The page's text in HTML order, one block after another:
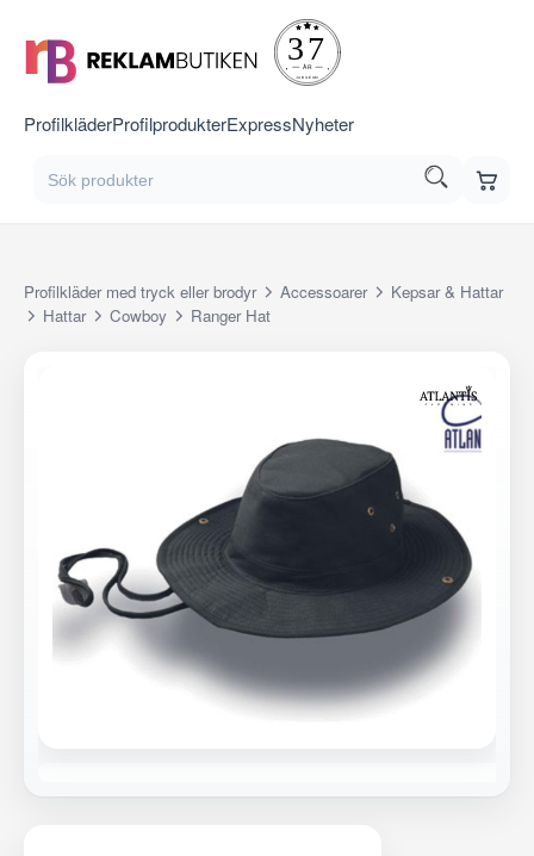
ProfilkläderProfilprodukterExpressNyheter
Profilkläder med tryck eller brodyr Accessoarer
Kepsar & Hattar
Hattar
Cowboy Ranger Hat